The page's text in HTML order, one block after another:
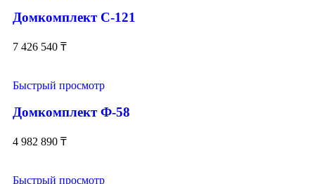
Домкомплект С-121
7 426 540 ₸
Быстрый просмотр
Домкомплект Ф-58
4 982 890 ₸
Быстрый просмотр